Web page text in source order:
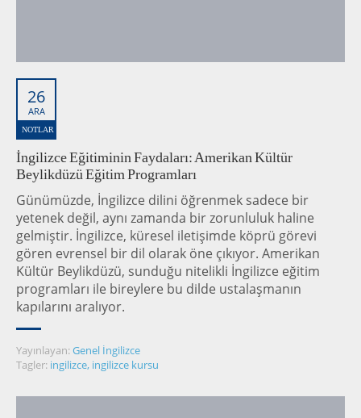
26
ARA
NOTLAR
İngilizce Eğitiminin Faydaları: Amerikan Kültür
Beylikdüzü Eğitim Programları
Günümüzde, İngilizce dilini öğrenmek sadece bir
yetenek değil, aynı zamanda bir zorunluluk haline
gelmiştir. İngilizce, küresel iletişimde köprü görevi
gören evrensel bir dil olarak öne çıkıyor. Amerikan
Kültür Beylikdüzü, sunduğu nitelikli İngilizce eğitim
programları ile bireylere bu dilde ustalaşmanın
kapılarını aralıyor.
Yayınlayan: Genel İngilizce
Tagler: ingilizce, ingilizce kursu